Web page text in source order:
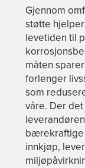
Gjennom
støtte
levetiden til
måten
forlenger
som
våre. Der
bærekraftige
innkjøp,